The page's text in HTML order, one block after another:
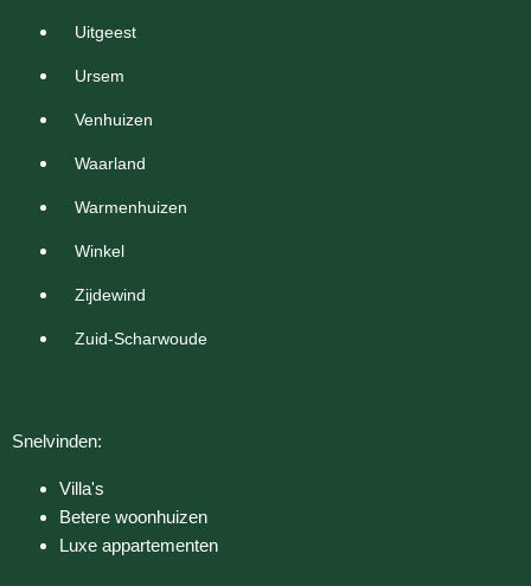
Uitgeest
Ursem
Venhuizen
Waarland
Warmenhuizen
Winkel
Zijdewind
Zuid-Scharwoude
Snelvinden:
Villa's
Betere woonhuizen
Luxe appartementen